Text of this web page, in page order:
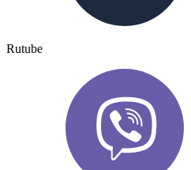
Rutube